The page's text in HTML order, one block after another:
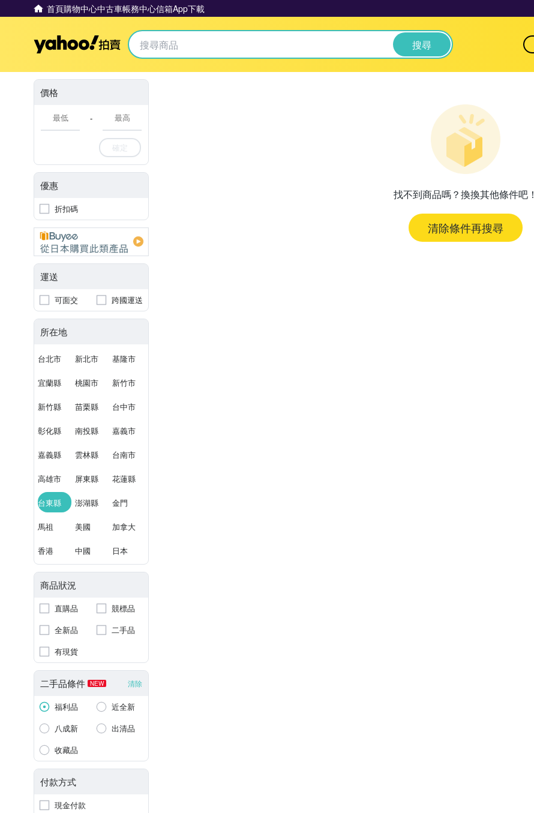
首頁購物中心中古車帳務中心信箱App下載
Yahoo拍賣 搜尋
價格
-
確定
優惠
折扣碼
運送
可面交 跨國運送
所在地
台北市 新北市 基隆市
宜蘭縣 桃園市 新竹市
新竹縣 苗栗縣 台中市
彰化縣 南投縣 嘉義市
嘉義縣 雲林縣 台南市
高雄市 屏東縣 花蓮縣
台東縣 澎湖縣 金門
馬祖 美國 加拿大
香港 中國 日本
商品狀況
直購品
競標品
全新品
二手品
有現貨
二手品條件 NEW 清除
福利品
近全新
八成新
出清品
收藏品
付款方式
現金付款
找不到商品嗎？換換其他條件吧！
清除條件再搜尋